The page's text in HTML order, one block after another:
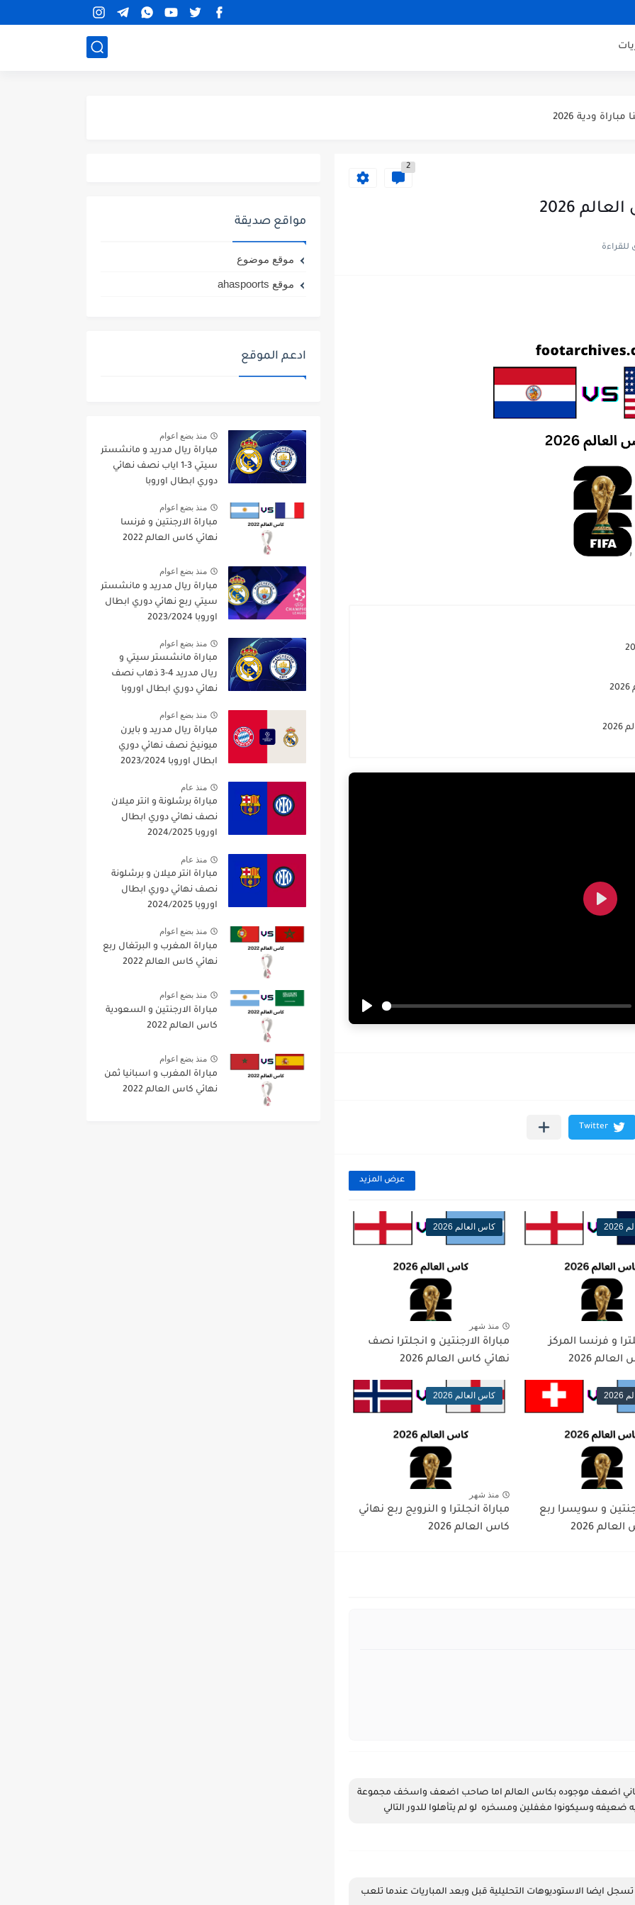
ودية 2026
مباراة ودية 2026
2
2026
Play
عرض المزيد
و فرنسا المركز
2026
كاس العالم 2026
منذ شهر
مباراة الارجنتين و انجلترا نصف
نهائي كاس العالم 2026
و سويسرا ربع
2026
كاس العالم 2026
منذ شهر
مباراة انجلترا و النرويج ربع نهائي
كاس العالم 2026
وسيكونوا مغفلين ومسخره  لو لم يتأهلوا للدور التالي
مواقع صديقة
موقع موضوع
موقع ahaspoorts
ادعم الموقع
منذ بضع اعوام
مباراة ريال مدريد و مانشستر
سيتي 3-1 اياب نصف نهائي
دوري ابطال اوروبا
منذ بضع اعوام
مباراة الارجنتين و فرنسا
نهائي كاس العالم 2022
منذ بضع اعوام
مباراة ريال مدريد و مانشستر
سيتي ربع نهائي دوري ابطال
اوروبا 2023/2024
منذ بضع اعوام
مباراة مانشستر سيتي و
ريال مدريد 4-3 ذهاب نصف
نهائي دوري ابطال اوروبا
منذ بضع اعوام
مباراة ريال مدريد و بايرن
ميونيخ نصف نهائي دوري
ابطال اوروبا 2023/2024
منذ عام
مباراة برشلونة و انتر ميلان
نصف نهائي دوري ابطال
اوروبا 2024/2025
منذ عام
مباراة انتر ميلان و برشلونة
نصف نهائي دوري ابطال
اوروبا 2024/2025
منذ بضع اعوام
مباراة المغرب و البرتغال ربع
نهائي كاس العالم 2022
منذ بضع اعوام
مباراة الارجنتين و السعودية
كاس العالم 2022
منذ بضع اعوام
مباراة المغرب و اسبانيا ثمن
نهائي كاس العالم 2022